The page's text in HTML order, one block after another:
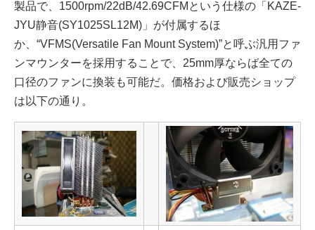
製品で、1500rpm/22dB/42.69CFMという仕様の「KAZE-
JYU静音(SY1025SL12M)」が付属するほ
か、“VFMS(Versatile Fan Mount System)”と呼ぶ汎用ファ
ンマウンターを採用することで、25mm厚ならば全ての
口径のファンに換装も可能だ。価格および販売ショップ
は以下の通り。